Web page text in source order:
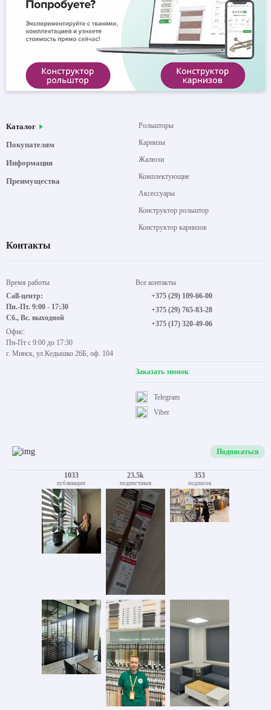
Каталог
Покупателям
Информация
Преимущества
Рольшторы
Карнизы
Жалюзи
Комплектующие
Аксессуары
Конструктор рольштор
Конструктор карнизов
Контакты
Время работы
Call-центр:
Пн.-Пт. 9:00 - 17:30
Сб., Вс. выходной
Офис:
Пн-Пт с 9:00 до 17:30
г. Минск, ул.Кедышко 26Б, оф. 104
Все контакты
+375 (29) 109-66-00
+375 (29) 765-83-28
+375 (17) 320-49-06
Заказать звонок
Viber
Telegram
Подписаться
1033
публикации
23.5k
подписчиков
353
подписок